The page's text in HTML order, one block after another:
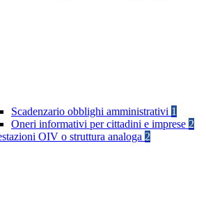
Scadenzario obblighi amministrativi 1
Oneri informativi per cittadini e imprese 2
OIV o struttura analoga 2